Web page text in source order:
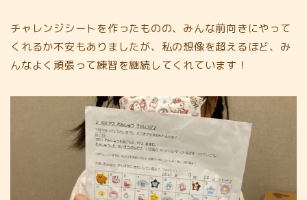
チャレンジシートを作ったものの、みんな前向きにやって
くれるか不安もありましたが、私の想像を超えるほど、み
んなよく頑張って練習を継続してくれています！